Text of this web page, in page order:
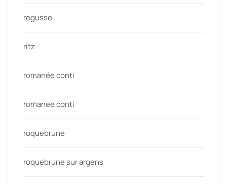
regusse
ritz
romanée conti
romanee conti
roquebrune
roquebrune sur argens